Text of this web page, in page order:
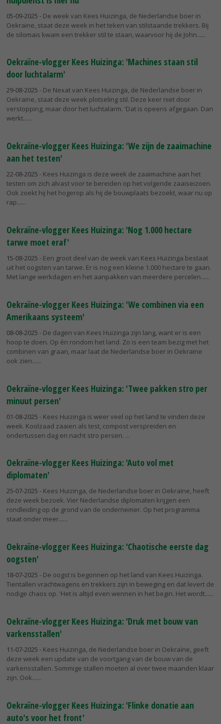
05-09-2025 - De week van Kees Huizinga, de Nederlandse boer in
Oekraïne, staat deze week in het teken van stilstaande trekkers. Bij
de silomais kwam een trekker stil te staan, waarvoor hij de John...
Oekraïne-vlogger Kees Huizinga: 'Machines staan stil
door luchtalarm'
29-08-2025 - De Nexat van Kees Huizinga, de Nederlandse boer in
Oekraïne, staat deze week plotseling stil. Deze keer niet door
verstopping, maar door het luchtalarm. 'Dat is opeens afgegaan. Dan
werkt...
Oekraïne-vlogger Kees Huizinga: 'We zijn de zaaimachine
aan het testen'
22-08-2025 - Kees Huizinga is deze week de zaaimachine aan het
testen om zich alvast voor te bereiden op het volgende zaaiseizoen.
Ook zoekt hij het hogerop als hij de bouwplaats bezoekt, waar nu op
rap...
Oekraïne-vlogger Kees Huizinga: 'Nog 1.000 hectare
tarwe moet eraf'
15-08-2025 - Een groot deel van de week van Kees Huizinga bestaat
uit het oogsten van tarwe. Er is nog een kleine 1.000 hectare te gaan.
Met lange werkdagen en het aanpakken van meerdere percelen...
Oekraïne-vlogger Kees Huizinga: 'We combinen via een
Amerikaans systeem'
08-08-2025 - De dagen van Kees Huizinga zijn lang, want er is een
hoop te doen. Op én rondom het land. Zo is een team bezig met het
combinen van graan, maar laat de Nederlandse boer in Oekraïne
ook zien...
Oekraïne-vlogger Kees Huizinga: 'Twee pakken stro per
minuut persen'
01-08-2025 - Kees Huizinga is weer veel op het land te vinden deze
week. Koolzaad zaaien als test, compost verspreiden en
ondertussen dag en nacht stro persen.
Oekraïne-vlogger Kees Huizinga: 'Auto vol met
diplomaten'
25-07-2025 - Kees Huizinga, de Nederlandse boer in Oekraïne, heeft
deze week bezoek. Vier Nederlandse diplomaten krijgen een
rondleiding op de grond van de ondernemer. Op het programma
staat onder meer...
Oekraïne-vlogger Kees Huizinga: 'Chaotische eerste dag
oogsten'
18-07-2025 - De oogst is begonnen op het land van Kees Huizinga.
Tientallen vrachtwagens en trekkers zijn in beweging en dat levert de
nodige chaos op. 'Het is altijd even wennen in het begin. Het wordt...
Oekraïne-vlogger Kees Huizinga: 'Druk met bouw van
varkensstallen'
11-07-2025 - Kees Huizinga, de Nederlandse boer in Oekraïne, geeft
deze week een update van de voortgang van de bouw van de
varkensstallen. Sommige stallen moeten al over twee maanden klaar
zijn. Ook...
Oekraïne-vlogger Kees Huizinga: 'Flinke donatie aan
auto's voor het front'